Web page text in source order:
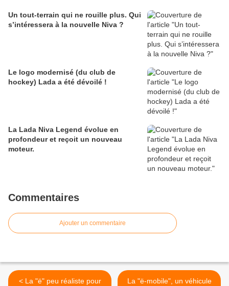
Un tout-terrain qui ne rouille plus. Qui
s’intéressera à la nouvelle Niva ?
Le logo modernisé (du club de
hockey) Lada a été dévoilé !
La Lada Niva Legend évolue en
profondeur et reçoit un nouveau
moteur.
Commentaires
Ajouter un commentaire
< La "ë" peu réaliste pour
La "ë-mobile", un véhicule